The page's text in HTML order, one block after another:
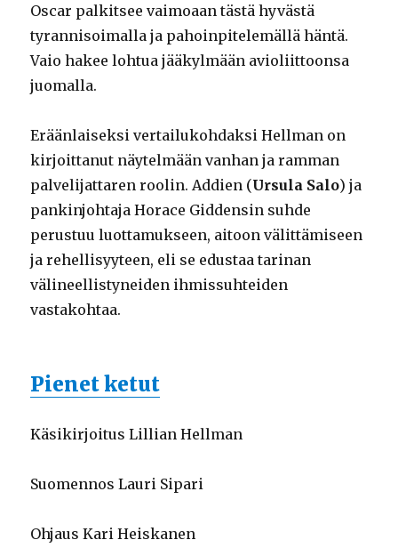
Oscar palkitsee vaimoaan tästä hyvästä
tyrannisoimalla ja pahoinpitelemällä häntä.
Vaio hakee lohtua jääkylmään avioliittoonsa
juomalla.
Eräänlaiseksi vertailukohdaksi Hellman on
kirjoittanut näytelmään vanhan ja ramman
palvelijattaren roolin. Addien (Ursula Salo) ja
pankinjohtaja Horace Giddensin suhde
perustuu luottamukseen, aitoon välittämiseen
ja rehellisyyteen, eli se edustaa tarinan
välineellistyneiden ihmissuhteiden
vastakohtaa.
Pienet ketut
Käsikirjoitus Lillian Hellman
Suomennos Lauri Sipari
Ohjaus Kari Heiskanen